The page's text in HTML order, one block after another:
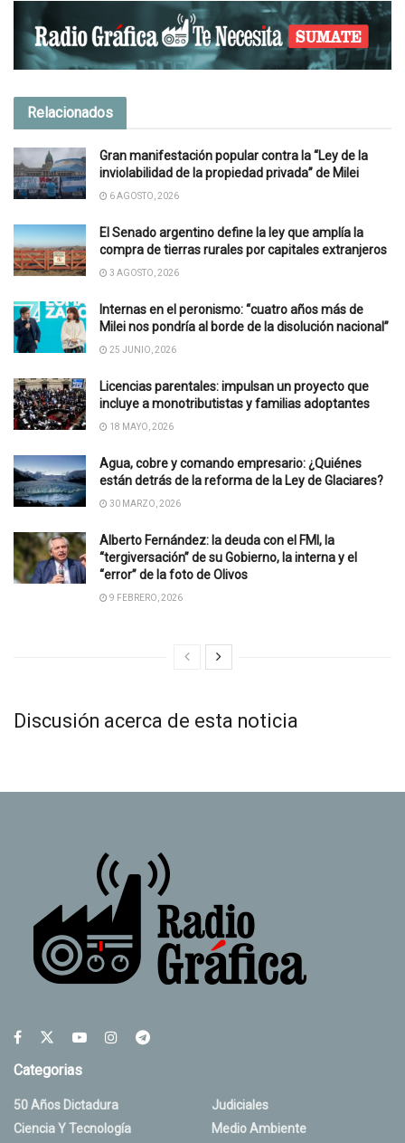
Relacionados
Gran manifestación popular contra la “Ley de la
inviolabilidad de la propiedad privada” de Milei
6 AGOSTO, 2026
El Senado argentino define la ley que amplía la
compra de tierras rurales por capitales extranjeros
3 AGOSTO, 2026
Internas en el peronismo: “cuatro años más de
Milei nos pondría al borde de la disolución nacional”
25 JUNIO, 2026
Licencias parentales: impulsan un proyecto que
incluye a monotributistas y familias adoptantes
18 MAYO, 2026
Agua, cobre y comando empresario: ¿Quiénes
están detrás de la reforma de la Ley de Glaciares?
30 MARZO, 2026
Alberto Fernández: la deuda con el FMI, la
“tergiversación” de su Gobierno, la interna y el
“error” de la foto de Olivos
9 FEBRERO, 2026
Discusión acerca de esta noticia
Categorias
50 Años Dictadura
Ciencia Y Tecnología
Judiciales
Medio Ambiente